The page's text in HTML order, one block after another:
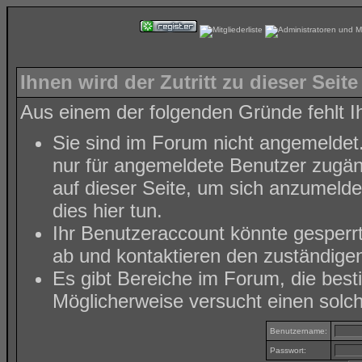
Ihnen wird der Zutritt zu dieser
Aus einem der folgenden Gründe fehlt
Sie sind im Forum nicht
nur für angemeldete Benutzer
auf dieser Seite, um sich
dies hier tun.
Ihr Benutzeraccount könnte
ab und kontaktieren den
Es gibt Bereiche im Forum, die
Möglicherweise versucht einen
Benutzername:
Passwort: